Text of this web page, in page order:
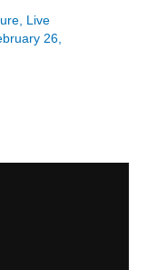
Live
26,